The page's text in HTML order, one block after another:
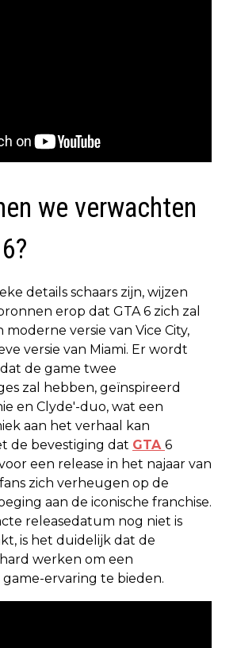
we verwachten
details schaars zijn, wijzen
erop dat GTA 6 zich zal
moderne versie van Vice City,
versie van Miami. Er wordt
de game twee
zal hebben, geïnspireerd
en Clyde'-duo, wat een
aan het verhaal kan
de bevestiging dat GTA 6
een release in het najaar van
zich verheugen op de
aan de iconische franchise.
releasedatum nog niet is
is het duidelijk dat de
werken om een
ervaring te bieden.